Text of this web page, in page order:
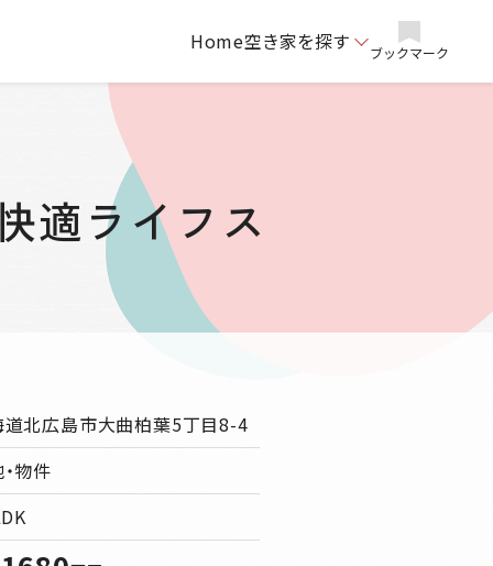
Home空き家を探す ブックマーク
適ライフス
道北広島市大曲柏葉5丁目8-4
物件